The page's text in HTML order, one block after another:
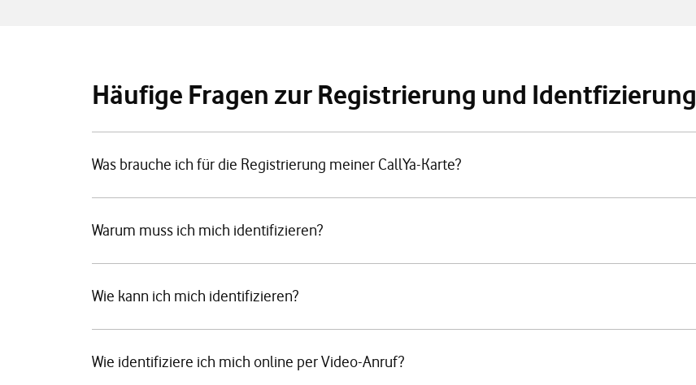
Häufige Fragen zur Registrierung und Identfizierung
Was brauche ich für die Registrierung meiner CallYa-Karte?
Warum muss ich mich identifizieren?
Wie kann ich mich identifizieren?
Wie identifiziere ich mich online per Video-Anruf?